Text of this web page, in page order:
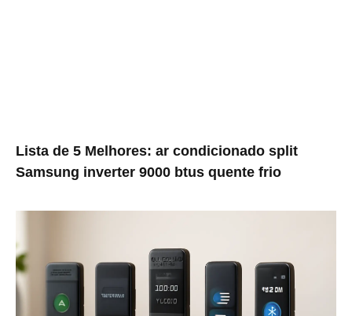
Lista de 5 Melhores: ar condicionado split
Samsung inverter 9000 btus quente frio